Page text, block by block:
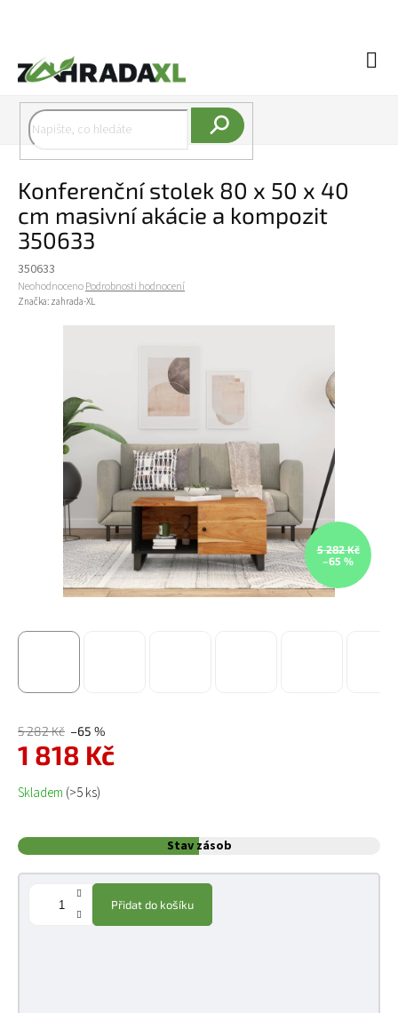
Konferenční stolek 80 x 50 x 40
cm masivní akácie a kompozit
350633
350633
Průměrné hodnocení produktu je 0,0 z 5 hvězdiček.
NeohodnocenoPodrobnosti hodnocení
Značka: zahrada-XL
5 282 Kč
–65 %
5 282 Kč –65 %
1 818 Kč
Měrná cena:
Skladem (>5 ks)
Stav zásob
Přidat do košíku